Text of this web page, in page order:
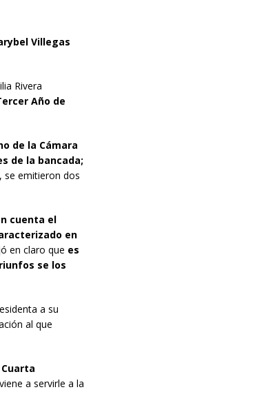
Villegas
Rivera
Año de
de la Cámara
de la bancada;
se emitieron dos
cuenta el
en
en claro que es
se los
a su
al que
a servirle a la